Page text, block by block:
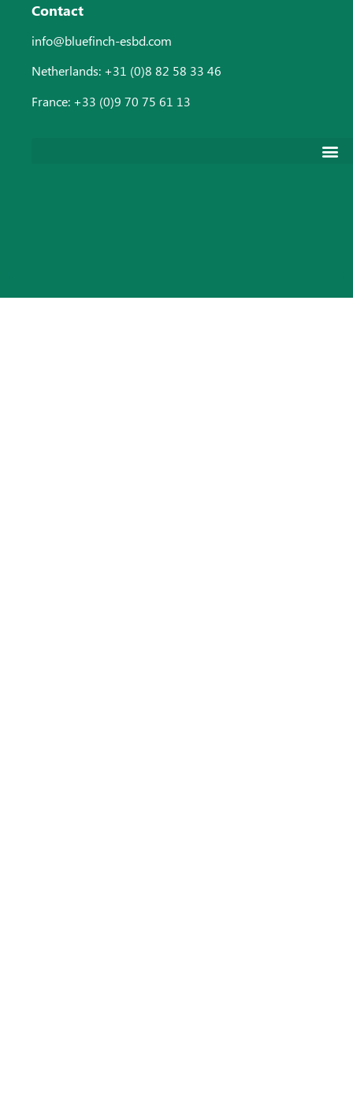
Contact
info@bluefinch-esbd.com
Netherlands: +31 (0)8 82 58 33 46
France: +33 (0)9 70 75 61 13